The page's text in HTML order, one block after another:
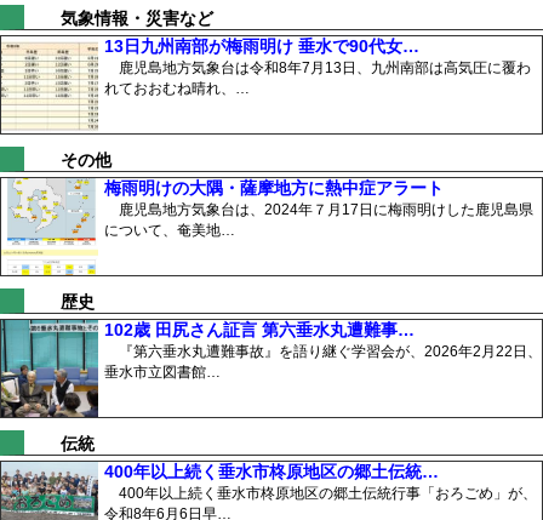
気象情報・災害など
13日九州南部が梅雨明け 垂水で90代女…
鹿児島地方気象台は令和8年7月13日、九州南部は高気圧に覆わ
れておおむね晴れ、…
その他
梅雨明けの大隅・薩摩地方に熱中症アラート
鹿児島地方気象台は、2024年７月17日に梅雨明けした鹿児島県
について、奄美地…
歴史
102歳 田尻さん証言 第六垂水丸遭難事…
『第六垂水丸遭難事故』を語り継ぐ学習会が、2026年2月22日、
垂水市立図書館…
伝統
400年以上続く垂水市柊原地区の郷土伝統…
400年以上続く垂水市柊原地区の郷土伝統行事「おろごめ」が、
令和8年6月6日早…